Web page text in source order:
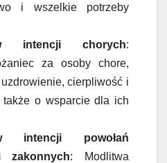
i wszelkie potrzeby
intencji chorych:
za osoby chore,
cierpliwość i
także o wsparcie dla ich
intencji powołań
zakonnych: Modlitwa